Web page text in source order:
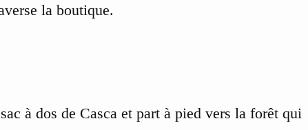
la boutique.
à dos de Casca et part à pied vers la forêt qui